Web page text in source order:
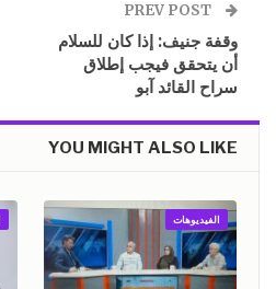
وقفة جنيف: إذا كان للسلام
أن يتحقق فيجب إطلاق
سراح القائد آبو
YOU MIGHT ALSO LIKE
الفيديوهات